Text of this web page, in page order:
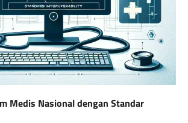
Medis Nasional dengan Standar